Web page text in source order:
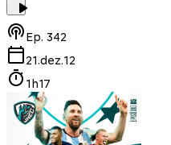
Ep. 342
21.dez.12
1h17